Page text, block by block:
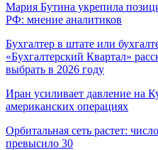
Мария Бутина укрепила
РФ: мнение аналитиков
Бухгалтер в штате или
«Бухгалтерский Квартал»
выбрать в 2026 году
Иран усиливает давление на
американских операциях
Орбитальная сеть растет:
превысило 30